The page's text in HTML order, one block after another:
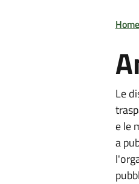
Home
Le
e le
a